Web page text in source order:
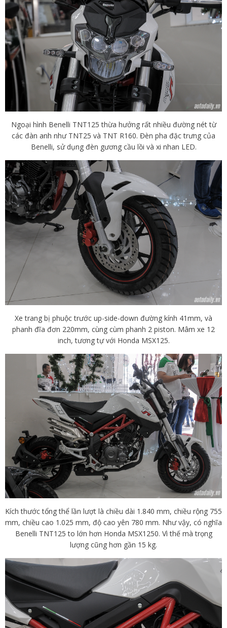
Ngoại hình Benelli TNT125 thừa hưởng rất nhiều đường nét từ
các đàn anh như TNT25 và TNT R160. Đèn pha đặc trưng của
Benelli, sử dụng đèn gương cầu lồi và xi nhan LED.
Xe trang bị phuộc trước up-side-down đường kính 41mm, và
phanh đĩa đơn 220mm, cùng cùm phanh 2 piston. Mâm xe 12
inch, tương tự với Honda MSX125.
Kích thước tổng thể lần lượt là chiều dài 1.840 mm, chiều rộng 755
mm, chiều cao 1.025 mm, độ cao yên 780 mm. Như vậy, có nghĩa
Benelli TNT125 to lớn hơn Honda MSX1250. Vì thế mà trọng
lượng cũng hơn gần 15 kg.